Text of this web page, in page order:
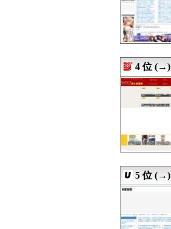
08/07 00:45
08/07 00:45
08/07 00:43
08/07 00:40
08/07 00:37
08/07 00:35
08/07 00:33
08/07 00:32
08/07 00:32
08/07 00:31
08/07 00:30
08/07 00:30
08/07 00:30
08/07 00:30
08/07 00:29
08/07 00:25
4 位 (→)
5 位 (→)